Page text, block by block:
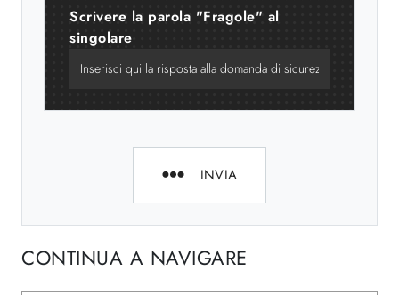
Scrivere la parola "Fragole" al
singolare
INVIA
CONTINUA A NAVIGARE